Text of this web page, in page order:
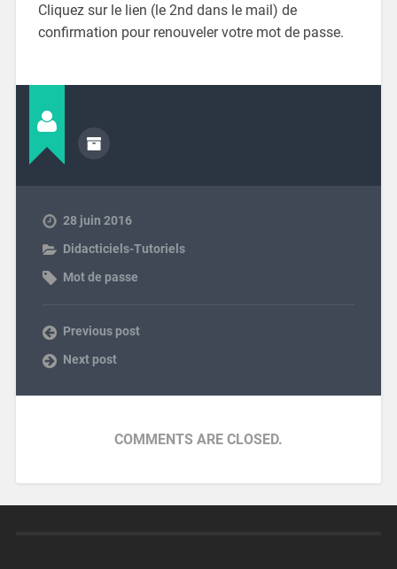
Cliquez sur le lien (le 2nd dans le mail) de
confirmation pour renouveler votre mot de passe.
28 juin 2016
Didacticiels-Tutoriels
Mot de passe
Previous post
Next post
COMMENTS ARE CLOSED.